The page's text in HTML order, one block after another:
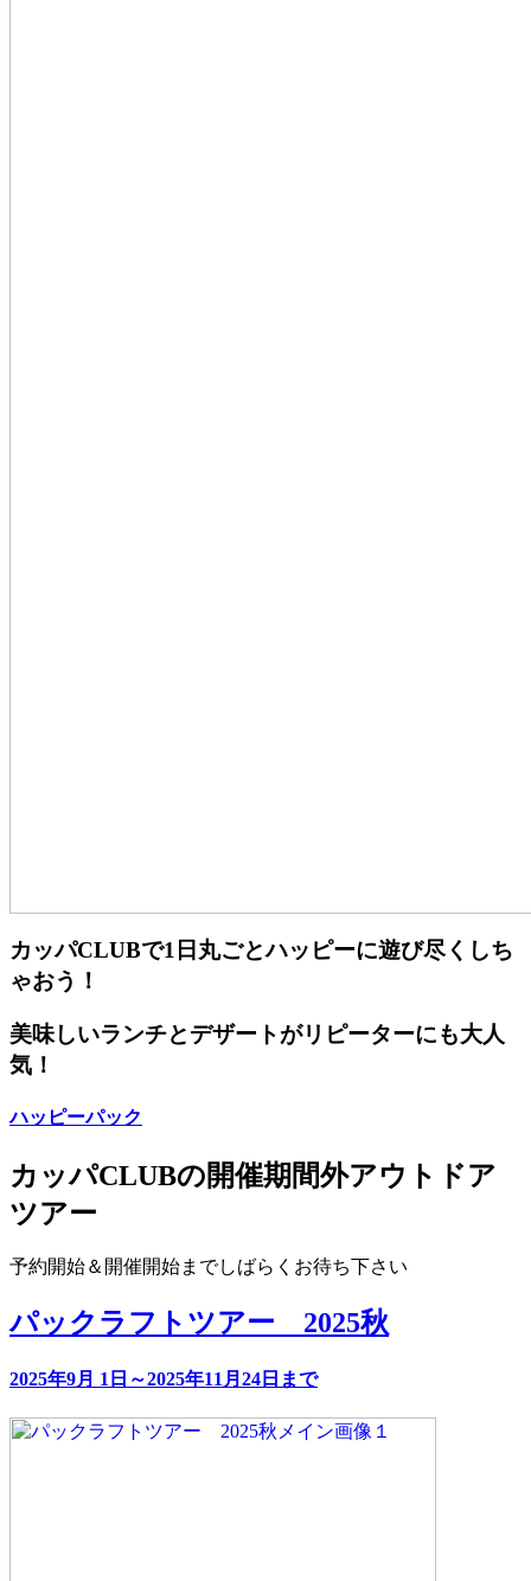
カッパCLUBで1日丸ごとハッピーに遊び尽くしち
ゃおう！
美味しいランチとデザートがリピーターにも大人
気！
ハッピーパック
カッパCLUBの開催期間外アウトドア
ツアー
予約開始＆開催開始までしばらくお待ち下さい
パックラフトツアー 2025秋
2025年9月 1日～2025年11月24日まで